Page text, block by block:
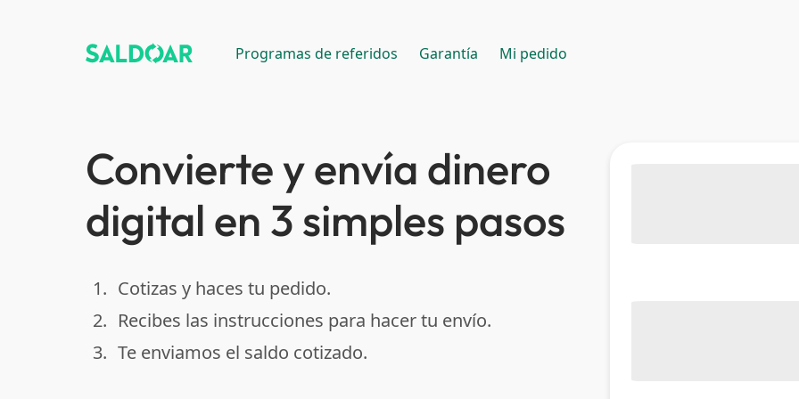
Programas de referidos Garantía Mi pedido
Convierte y envía dinero
digital en 3 simples pasos
done
1. Cotizas y haces tu pedido.
done
2. Recibes las instrucciones para hacer tu envío.
done
3. Te enviamos el saldo cotizado.